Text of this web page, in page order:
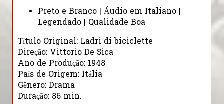
Preto e Branco | Áudio em Italiano |
Legendado | Qualidade Boa
Título Original: Ladri di biciclette
Direção: Vittorio De Sica
Ano de Produção: 1948
País de Origem: Itália
Gênero: Drama
Duração: 86 min.